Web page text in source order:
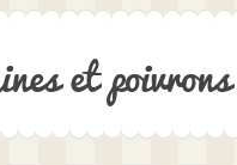
et